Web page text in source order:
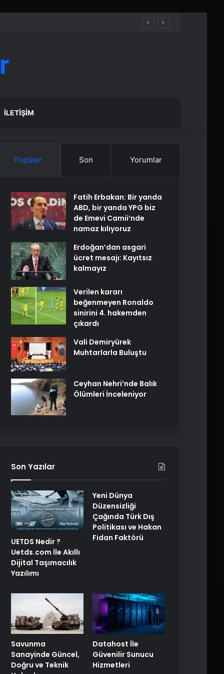
İLETIŞIM
Popüler Son Yorumlar
Fatih Erbakan: Bir yanda
ABD, bir yanda YPG biz
de Emevi Camii’nde
namaz kılıyoruz
Erdoğan’dan asgari
ücret mesajı: Kayıtsız
kalmayız
Verilen kararı
beğenmeyen Ronaldo
sinirini 4. hakemden
çıkardı
Vali Demiryürek
Muhtarlarla Buluştu
Ceyhan Nehri’nde Balık
Ölümleri İnceleniyor
Son Yazılar
UETDS Nedir ?
Uetds.com İle Akıllı
Dijital Taşımacılık
Yazılımı
Yeni Dünya
Düzensizliği
Çağında Türk Dış
Politikası ve Hakan
Fidan Faktörü
Savunma
Sanayinde Güncel,
Doğru ve Teknik
Datahost İle
Güvenilir Sunucu
Hizmetleri